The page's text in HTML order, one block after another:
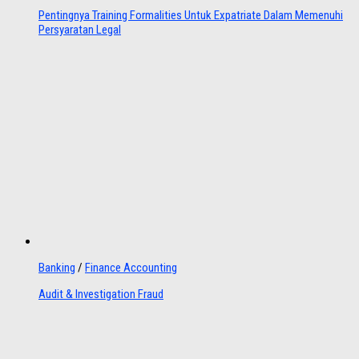
Pentingnya Training Formalities Untuk Expatriate Dalam Memenuhi
Persyaratan Legal
Banking / Finance Accounting
Audit & Investigation Fraud